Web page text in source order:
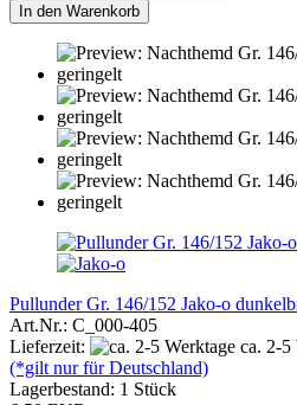
In den Warenkorb
Pullunder Gr. 146/152 Jako-o
Art.Nr.: C_000-405
Lieferzeit:
ca. 2-5
(*gilt nur für Deutschland)
Lagerbestand: 1 Stück